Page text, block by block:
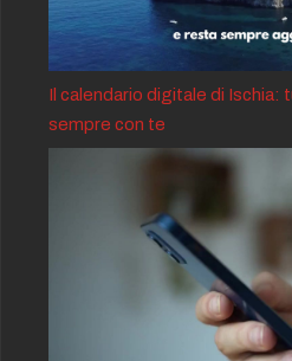
Il calendario digitale di Ischia:
sempre con te